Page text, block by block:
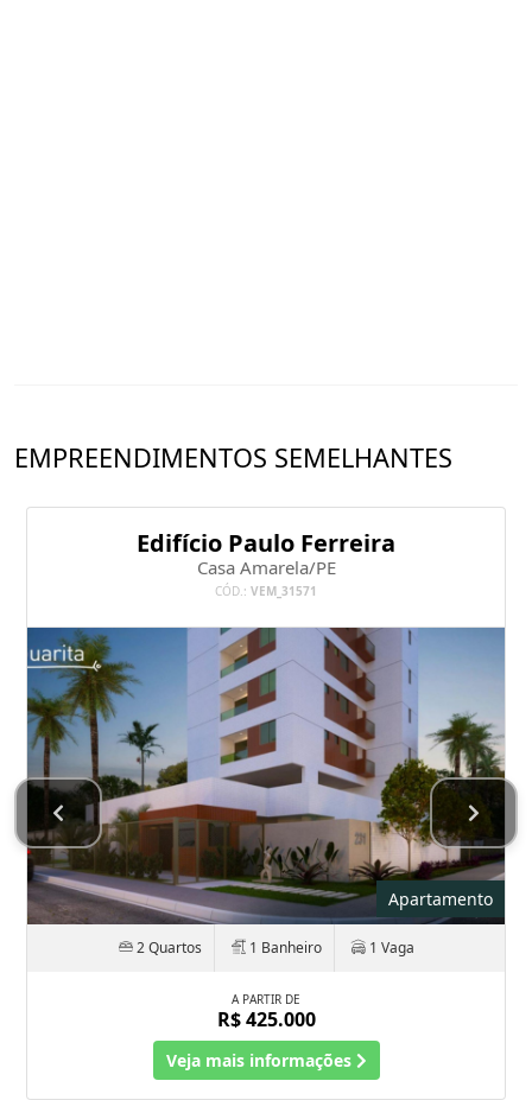
EMPREENDIMENTOS SEMELHANTES
Edifício Paulo Ferreira
Casa Amarela/PE
CÓD.: VEM_31571
Apartamento
2 Quartos 1 Banheiro 1 Vaga
A PARTIR DE
R$ 425.000
Veja mais informações